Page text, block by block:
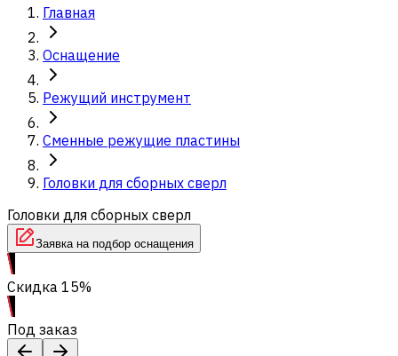
Главная
Оснащение
Режущий инструмент
Сменные режущие пластины
Головки для сборных сверл
Головки для сборных сверл
Заявка на подбор оснащения
Скидка 15%
Под заказ